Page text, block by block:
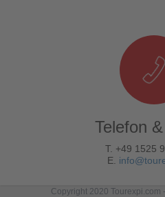
Telefon
T. +49 1525
E.
Copyright 2020 Tourexpi.com